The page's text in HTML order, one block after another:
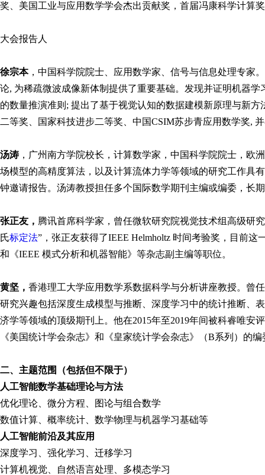
奖、美国工业与应用数学学会杰出贡献奖，首届冯康科学计算
大会报告人
徐宗本，中国科学院院士、应用数学家、信号与信息处理专家
论, 为稀疏微波成像新体制提供了重要基础。发现并证明机器
的数量推演准则; 提出了基于视觉认知的数据建模新原理与新
二等奖、国家科技进步二等奖、中国CSIM苏步青应用数学奖,
汤涛，广州南方学院校长，计算数学家，中国科学院院士，欧
场模型的高精度算法，以及计算流体力学等领域的研究工作具
钟邀请报告。汤涛教授担任多个国际数学期刊主编或编委，长
张正友， 腾讯首席科学家，曾任微软研究院视觉技术组高级研
氏标定法”，张正友获得了IEEE Helmholtz 时间考验奖，目前
和《IEEE 模式分析和机器智能》等杂志副主编等职位。
黄坚， 香港理工大学应用数学系数据科学与分析讲座教授。曾
研究兴趣包括深度生成模型与推断、深度学习中的统计推断、
济学等领域的顶级期刊上。他在2015年至2019年间被科睿唯安
《美国统计学会杂志》和《皇家统计学会杂志》（B系列）的编
二、主题范围（包括但不限于）
人工智能数学基础理论与方法
优化理论、微分方程、图论与组合数学
数值计算、概率统计、数学物理与机器学习基础等
人工智能前沿及其应用
深度学习、强化学习、迁移学习
计算机视觉、自然语言处理、多模态学习